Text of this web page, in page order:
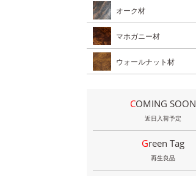
オーク材
マホガニー材
ウォールナット材
COMING SOON
近日入荷予定
Green Tag
再生良品